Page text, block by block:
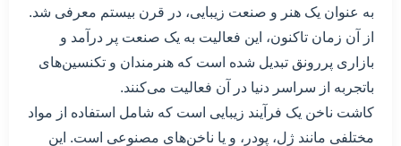
به عنوان یک هنر و صنعت زیبایی، در قرن بیستم معرفی شد.
از آن زمان تاکنون، این فعالیت به یک صنعت پر درآمد و
بازاری پررونق تبدیل شده است که هنرمندان و تکنسین‌های
باتجربه از سراسر دنیا در آن فعالیت می‌کنند.
کاشت ناخن یک فرآیند زیبایی است که شامل استفاده از مواد
مختلفی مانند ژل، پودر، و یا ناخن‌های مصنوعی است. این